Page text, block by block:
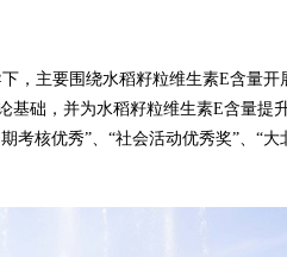
，主要围绕水稻籽粒维生素E含量开
础，并为水稻籽粒维生素E含量提
核优秀”、“社会活动优秀奖”、“